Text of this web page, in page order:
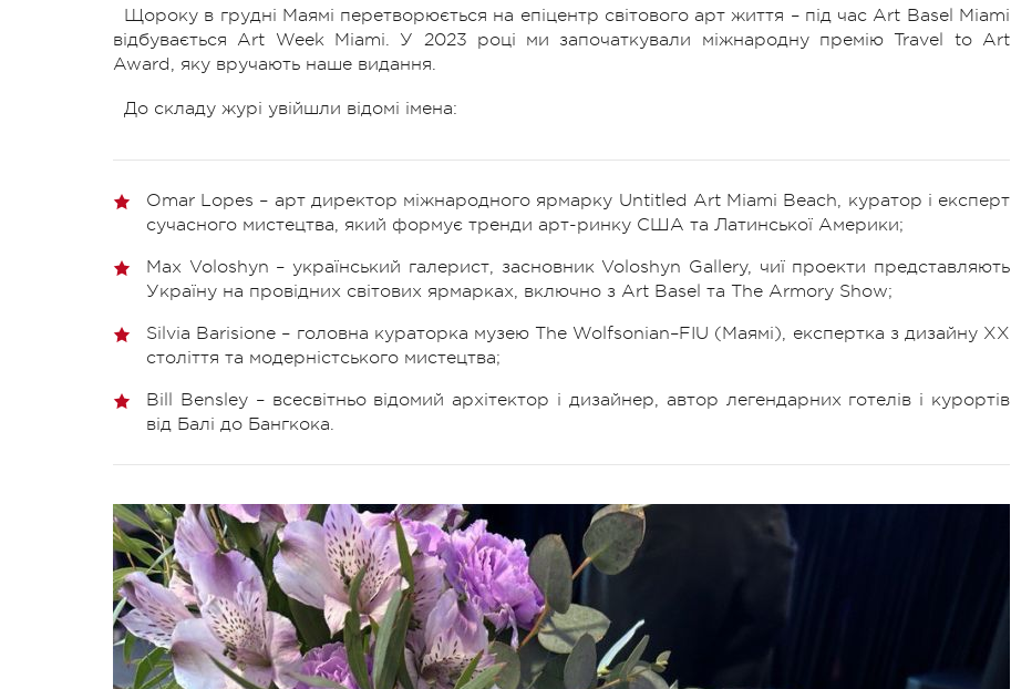
Щороку в грудні Маямі перетворюється на епіцентр світового арт життя – під час Art Basel Miami
відбувається Art Week Miami. У 2023 році ми започаткували міжнародну премію Travel to Art
Award, яку вручають наше видання.
До складу журі увійшли відомі імена:
Omar Lopes – арт директор міжнародного ярмарку Untitled Art Miami Beach, куратор і експерт
сучасного мистецтва, який формує тренди арт-ринку США та Латинської Америки;
Max Voloshyn – український галерист, засновник Voloshyn Gallery, чиї проекти представляють
Україну на провідних світових ярмарках, включно з Art Basel та The Armory Show;
Silvia Barisione – головна кураторка музею The Wolfsonian–FIU (Маямі), експертка з дизайну ХХ
століття та модерністського мистецтва;
Bill Bensley – всесвітньо відомий архітектор і дизайнер, автор легендарних готелів і курортів
від Балі до Бангкока.